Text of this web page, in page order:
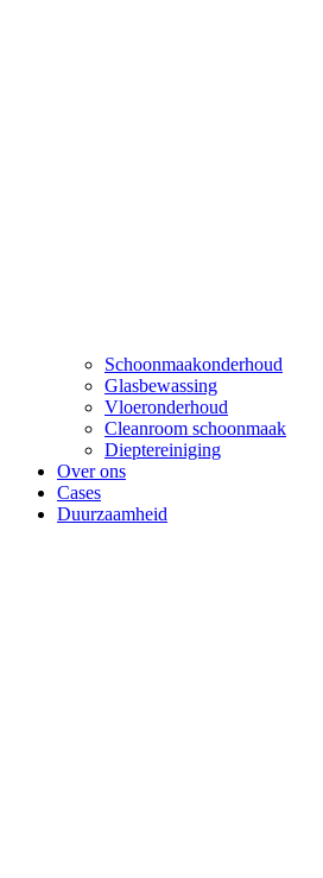
Schoonmaakonderhoud
Glasbewassing
Vloeronderhoud
Cleanroom schoonmaak
Dieptereiniging
Over ons
Cases
Duurzaamheid